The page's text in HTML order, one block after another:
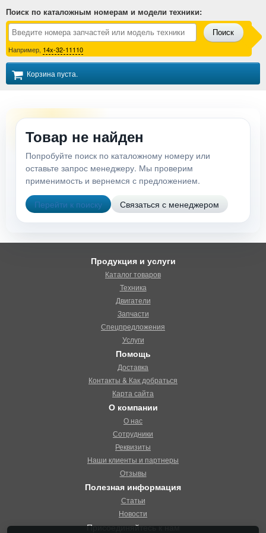
Поиск по каталожным номерам и модели техники:
Поиск
Например, 14x-32-11110
Корзина пуста.
Товар не найден
Попробуйте поиск по каталожному номеру или
оставьте запрос менеджеру. Мы проверим
применимость и вернемся с предложением.
Перейти к поиску
Связаться с менеджером
Продукция и услуги
Каталог товаров
Техника
Двигатели
Запчасти
Спецпредложения
Услуги
Помощь
Доставка
Контакты & Как добраться
Карта сайта
О компании
О нас
Сотрудники
Реквизиты
Наши клиенты и партнеры
Отзывы
Полезная информация
Статьи
Новости
Присоединяйтесь к нам